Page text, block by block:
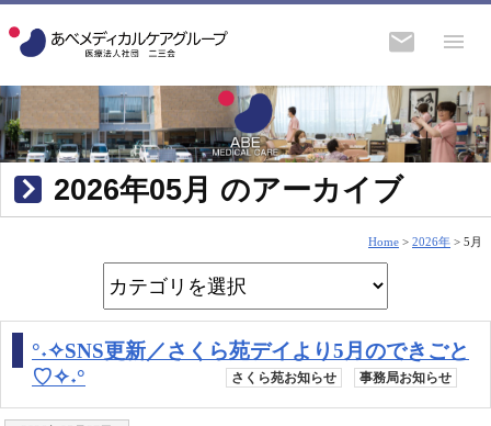
2026年05月 のアーカイブ
Home > 2026年 > 5月
°˖✧SNS更新／さくら苑デイより5月のできごと
♡✧˖°
さくら苑お知らせ 事務局お知らせ